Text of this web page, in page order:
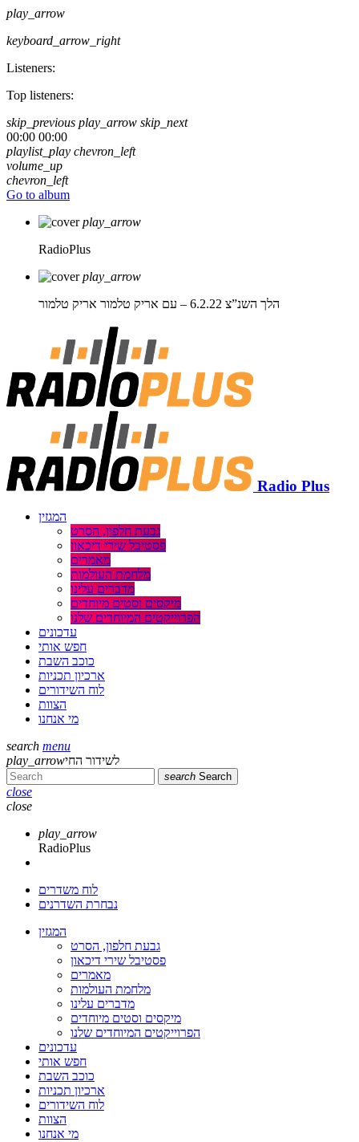
play_arrow
keyboard_arrow_right
Listeners:
Top listeners:
skip_previous play_arrow skip_next
00:00 00:00
playlist_play chevron_left
volume_up
chevron_left
Go to album
play_arrow
RadioPlus
play_arrow
הלך השנ”צ 6.2.22 – עם אריק טלמור
אריק טלמור
Radio Plus
המגזין
גבעת חלפון, הסרט
פסטיבל שירי דיכאון
מאמרים
מלחמת העולמות
מדברים עלינו
מיקסים וסטים מיוחדים
הפרוייקטים המיוחדים שלנו
עדכונים
חפש אותי
כוכב השבת
ארכיון תכניות
לוח השידורים
הצוות
מי אנחנו
search menu
play_arrowלשידור החי
search Search
close
close
play_arrow
RadioPlus
לוח משדרים
נבחרת השדרנים
המגזין
גבעת חלפון, הסרט
פסטיבל שירי דיכאון
מאמרים
מלחמת העולמות
מדברים עלינו
מיקסים וסטים מיוחדים
הפרוייקטים המיוחדים שלנו
עדכונים
חפש אותי
כוכב השבת
ארכיון תכניות
לוח השידורים
הצוות
מי אנחנו